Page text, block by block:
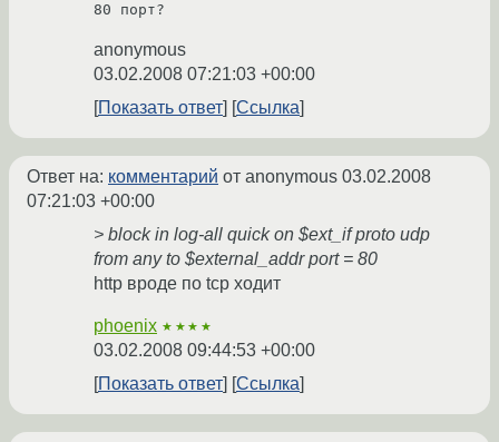
80 порт?
anonymous
03.02.2008 07:21:03 +00:00
Показать ответ
Ссылка
Ответ на: комментарий от anonymous 03.02.2008
07:21:03 +00:00
> block in log-all quick on $ext_if proto udp
from any to $external_addr port = 80
http вроде по tcp ходит
phoenix ★★★★
03.02.2008 09:44:53 +00:00
Показать ответ
Ссылка